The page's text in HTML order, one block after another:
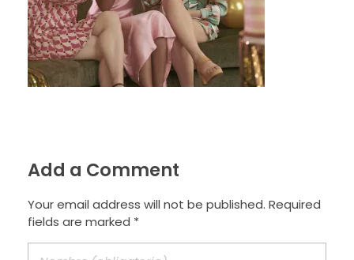
Add a Comment
Your email address will not be published. Required
fields are marked *